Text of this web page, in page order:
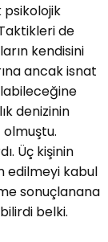
psikolojik
de
kendisini
ancak isnat
denizinin
Üç kişinin
edilmeyi kabul
sonuçlanana
belki.